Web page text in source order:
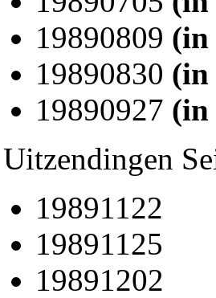
19890809 (in
19890830 (in
19890927 (in
Uitzendingen
19891122
19891125
19891202